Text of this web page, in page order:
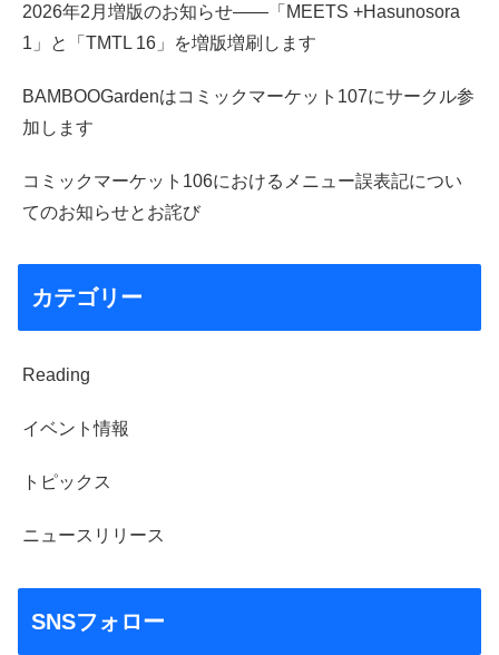
2026年2月増版のお知らせ――「MEETS +Hasunosora
1」と「TMTL 16」を増版増刷します
BAMBOOGardenはコミックマーケット107にサークル参
加します
コミックマーケット106におけるメニュー誤表記につい
てのお知らせとお詫び
カテゴリー
Reading
イベント情報
トピックス
ニュースリリース
SNSフォロー